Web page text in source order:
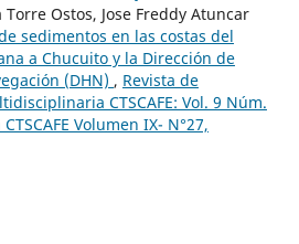
Ostos, Jose Freddy Atuncar
sedimentos en las costas del
a Chucuito y la Dirección de
(DHN) , Revista de
CTSCAFE: Vol. 9 Núm.
Volumen IX- N°27,